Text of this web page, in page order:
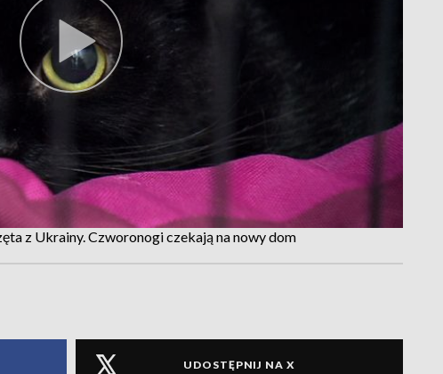
z Ukrainy. Czworonogi czekają na nowy dom
UDOSTĘPNIJ NA X